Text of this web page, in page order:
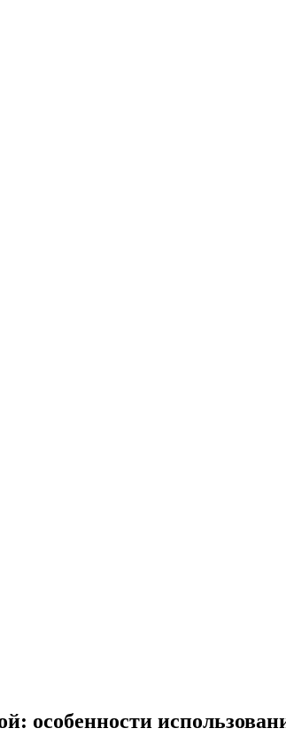
особенности